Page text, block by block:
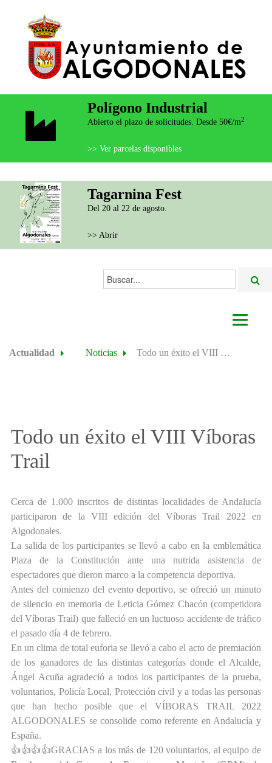
Polígono Industrial
Abierto el plazo de solicitudes. Desde 50€/m2
>> Ver parcelas disponibles
Tagarnina Fest
Del 20 al 22 de agosto.
>> Abrir
Buscar...
AYUNTAMIENTO
Actualidad Noticias Todo un éxito el VIII Víboras Trail
Todo un éxito el VIII Víboras
Trail
Cerca de 1.000 inscritos de distintas localidades de Andalucía
participaron de la VIII edición del Víboras Trail 2022 en
Algodonales.
La salida de los participantes se llevó a cabo en la emblemática
Plaza de la Constitución ante una nutrida asistencia de
espectadores que dieron marco a la competencia deportiva.
Antes del comienzo del evento deportivo, se ofreció un minuto
de silencio en memoria de Leticia Gómez Chacón (competidora
del Víboras Trail) que falleció en un luctuoso accidente de tráfico
el pasado día 4 de febrero.
En un clima de total euforia se llevó a cabo el acto de premiación
de los ganadores de las distintas categorías donde el Alcalde,
Ángel Acuña agradeció a todos los participantes de la prueba,
voluntarios, Policía Local, Protección civil y a todas las personas
que han hecho posible que el VÍBORAS TRAIL 2022
ALGODONALES se consolide como referente en Andalucía y
España.
👍👍👍👍GRACIAS a los más de 120 voluntarios, al equipo de